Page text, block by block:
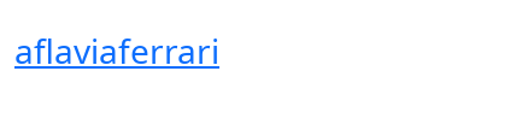
aflaviaferrari